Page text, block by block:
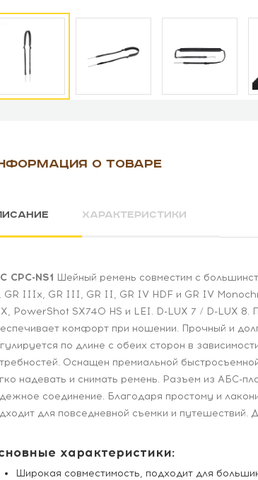
О ТОВАРЕ
ХАРАКТЕРИСТИКИ
CPC-NS1 Шейный ремень совместим с
GR IIIx, GR III, GR II, GR IV HDF и GR IV
PowerShot SX740 HS и LEI. D-LUX 7 / D-LUX
комфорт при ношении. Прочный и
по длине с обеих сторон в
Оснащен премиальной
надевать и снимать ремень. Разъем из АБС-
соединение. Благодаря простому и
для повседневной съемки и путешествий.
характеристики:
Широкая совместимость, подходит для